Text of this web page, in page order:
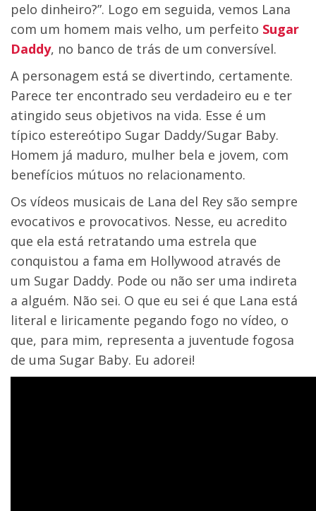
pelo dinheiro?”. Logo em seguida, vemos Lana
com um homem mais velho, um perfeito Sugar
Daddy, no banco de trás de um conversível.
A personagem está se divertindo, certamente.
Parece ter encontrado seu verdadeiro eu e ter
atingido seus objetivos na vida. Esse é um
típico estereótipo Sugar Daddy/Sugar Baby.
Homem já maduro, mulher bela e jovem, com
benefícios mútuos no relacionamento.
Os vídeos musicais de Lana del Rey são sempre
evocativos e provocativos. Nesse, eu acredito
que ela está retratando uma estrela que
conquistou a fama em Hollywood através de
um Sugar Daddy. Pode ou não ser uma indireta
a alguém. Não sei. O que eu sei é que Lana está
literal e liricamente pegando fogo no vídeo, o
que, para mim, representa a juventude fogosa
de uma Sugar Baby. Eu adorei!